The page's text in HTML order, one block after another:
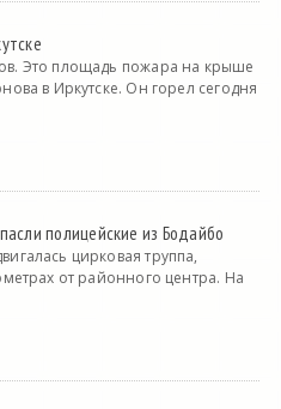
Это площадь пожара на крыше
в Иркутске. Он горел сегодня
полицейские из Бодайбо
цирковая труппа,
от районного центра. На